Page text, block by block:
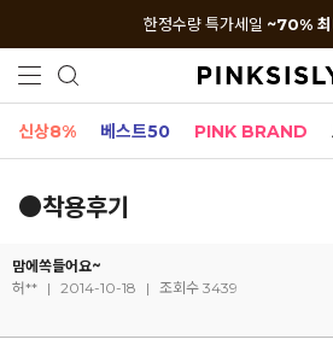
한정수량 특가세일 ~70% 최
신상8% 베스트50 PINK BRAND
●착용후기
맘에쏙들어요~
허** | 2014-10-18 | 조회수 3439